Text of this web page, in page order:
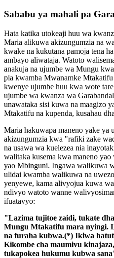
Sababu ya mahali pa
Hata katika utokeaji huu wa
Maria alikuwa akizungumzia na
kwake na kukutana pamoja tena
ambayo aliwataja. Watoto
anakuja na ujumbe wa Mungu
pia kwamba Mwanamke
kwenye ujumbe huu kwa wote
ujumbe wa kwanza wa
unawataka sisi kuwa na maagizo
Mtakatifu na kupenda, kusahau
Maria hakuwapa maneno yake ya
akizungumzia kwa "rafiki zake
na usawa wa kuelezea nia
walitaka kusema kwa maneno
yao Mbinguni. Ingawa walikuwa
ulidai kwamba walikuwa na
yenyewe, kama alivyojua kuwa
ndivyo watoto wanne
ifuatavyo:
"Lazima tujitoe zaidi, tukate
Mungu Mtakatifu mara nyingi.
na furaha kubwa.(*) Ikiwa
Kikombe cha maumivu
tukapokea hukumu kubwa